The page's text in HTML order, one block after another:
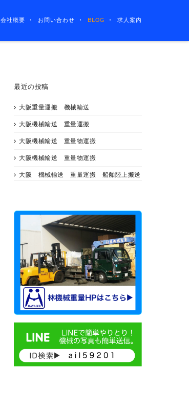
会社概要 お問い合わせ BLOG 求人案内
最近の投稿
大阪重量運搬 機械輸送
大阪機械輸送 重量運搬
大阪機械輸送 重量物運搬
大阪機械輸送 重量物運搬
大阪 機械輸送 重量運搬 船舶陸上搬送